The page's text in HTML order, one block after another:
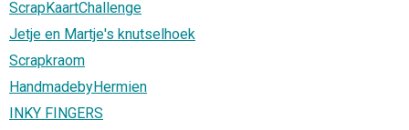
ScrapKaartChallenge
Jetje en Martje's knutselhoek
Scrapkraom
HandmadebyHermien
INKY FINGERS